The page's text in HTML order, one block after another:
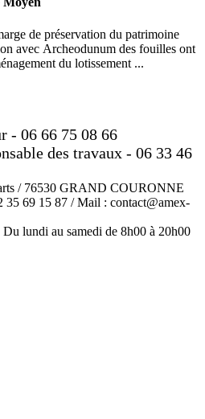
de préservation du patrimoine
avec Archeodunum des fouilles ont
du lotissement ...
- 06 66 75 08 66
des travaux - 06 33 46
/ 76530 GRAND COURONNE
35 69 15 87 / Mail : contact@amex-
lundi au samedi de 8h00 à 20h00